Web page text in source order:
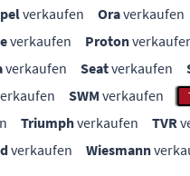
verkaufen Oraverkaufen
verkaufen Proton
verkaufen Seatverkaufen
SWM verkaufen
Triumphverkaufen TVR
verkaufen Wiesmann